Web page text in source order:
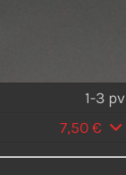
1-3 pv
7,50 €